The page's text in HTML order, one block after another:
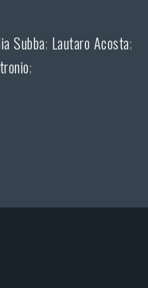
Subba; Lautaro Acosta;
;